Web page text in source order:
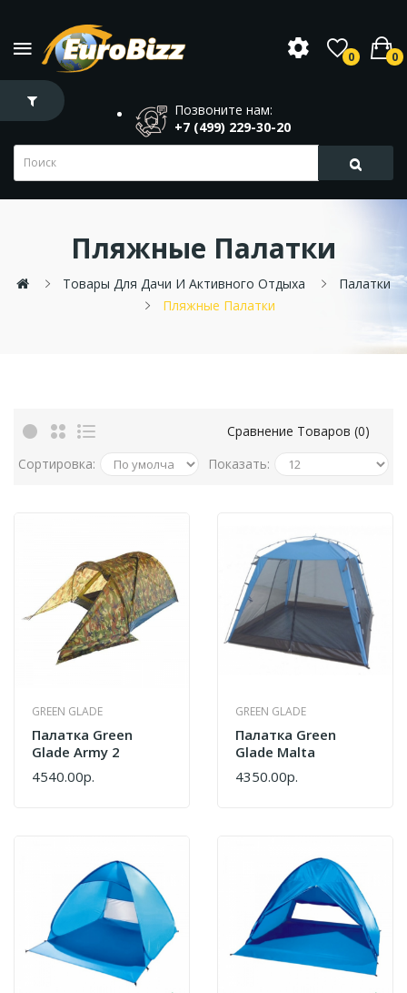
0 0
Позвоните нам:
+7 (499) 229-30-20
Пляжные Палатки
Товары Для Дачи И Активного Отдыха
Палатки
Пляжные Палатки
Сравнение Товаров (0)
Сортировка:
Показать:
GREEN GLADE
Палатка Green
Glade Army 2
4540.00р.
GREEN GLADE
Палатка Green
Glade Malta
4350.00р.